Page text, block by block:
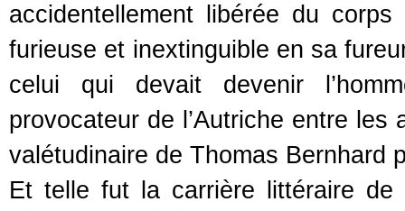
accidentellement libérée du
furieuse et inextinguible en sa
celui qui devait devenir
provocateur de l’Autriche entre
valétudinaire de Thomas Bernhard
Et telle fut la carrière littéraire